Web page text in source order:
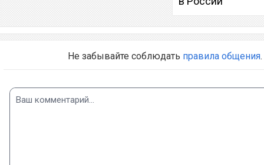
Не забывайте соблюдать правила общения.